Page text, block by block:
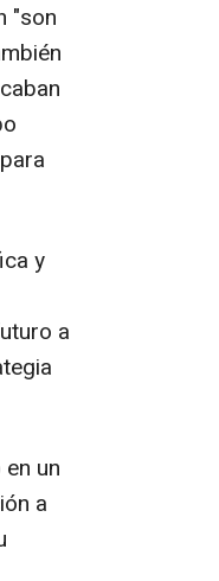
"son
y
a
un
a